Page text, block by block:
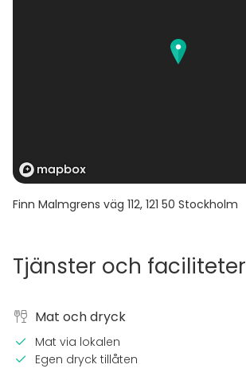
Finn Malmgrens väg 112, 121 50 Stockholm
Tjänster och faciliteter
Mat och dryck
Mat via lokalen
Egen dryck tillåten